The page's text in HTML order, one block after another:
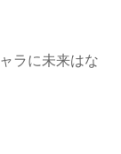
ラに未来はな